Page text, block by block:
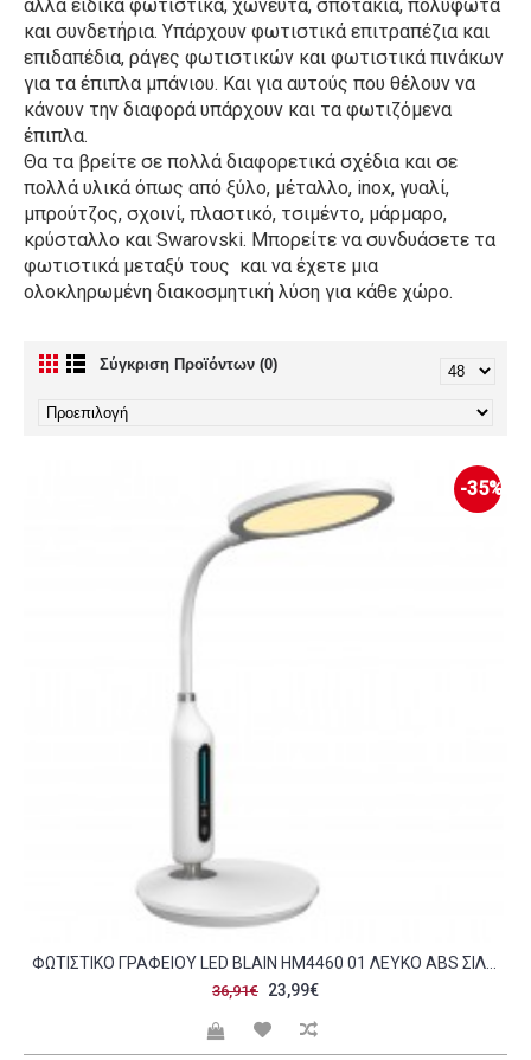
άλλα ειδικά φωτιστικά, χωνευτά, σποτάκια, πολύφωτα
και συνδετήρια. Υπάρχουν φωτιστικά επιτραπέζια και
επιδαπέδια, ράγες φωτιστικών και φωτιστικά πινάκων
για τα έπιπλα μπάνιου. Και για αυτούς που θέλουν να
κάνουν την διαφορά υπάρχουν και τα φωτιζόμενα
έπιπλα.
Θα τα βρείτε σε πολλά διαφορετικά σχέδια και σε
πολλά υλικά όπως από ξύλο, μέταλλο, inox, γυαλί,
μπρούτζος, σχοινί, πλαστικό, τσιμέντο, μάρμαρο,
κρύσταλλο και Swarovski. Μπορείτε να συνδυάσετε τα
φωτιστικά μεταξύ τους και να έχετε μια
ολοκληρωμένη διακοσμητική λύση για κάθε χώρο.
Σύγκριση Προϊόντων (0)
-35%
36,91€ 23,99€